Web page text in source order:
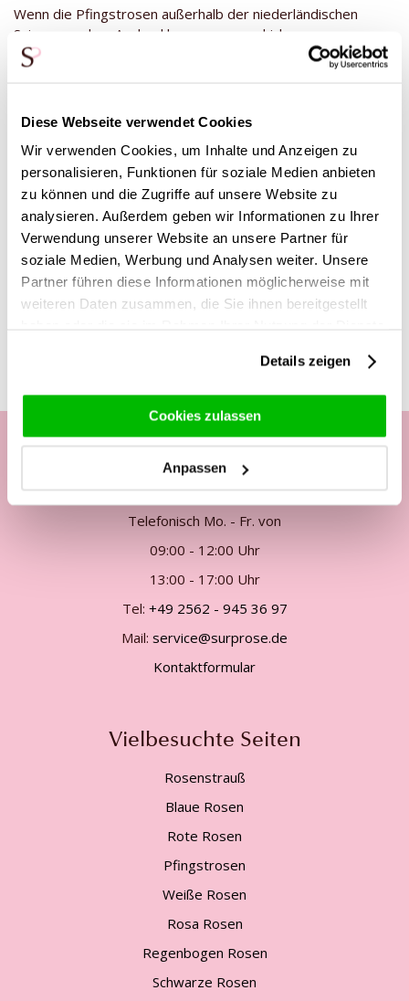
Diese Webseite verwendet Cookies
Wir verwenden Cookies, um Inhalte und Anzeigen zu
personalisieren, Funktionen für soziale Medien anbieten
zu können und die Zugriffe auf unsere Website zu
analysieren. Außerdem geben wir Informationen zu Ihrer
Verwendung unserer Website an unsere Partner für
soziale Medien, Werbung und Analysen weiter. Unsere
Partner führen diese Informationen möglicherweise mit
weiteren Daten zusammen, die Sie ihnen bereitgestellt
Details zeigen
Cookies zulassen
Anpassen
Wenn die Pfingstrosen außerhalb der niederländischen
Saison aus dem Ausland kommen, verschicken unsere
Züchter sie trocken, um Schäden zu vermeiden. Allerdings
sollten die Pfingstrosen so schnell wie möglich in frisches
Hälfte mit sauberem Wasser und gib 1 Beutel
schräg ab und stelle sie so schnell wie möglich in die Vase.
Schon nach einem vollen Tag werden sich die Blätter wieder
fester anfühlen und die Pfingstrose kann sich öffnen!
Genieße die Schönheit unserer Pfingstrosen!
Diese Produkte könnten dich auch
Telefonisch Mo. - Fr. von
09:00 - 12:00 Uhr
13:00 - 17:00 Uhr
Tel: +49 2562 - 945 36 97
Mail: service@surprose.de
Kontaktformular
Vielbesuchte Seiten
Rosenstrauß
Blaue Rosen
Rote Rosen
Pfingstrosen
Weiße Rosen
Rosa Rosen
Regenbogen Rosen
Schwarze Rosen